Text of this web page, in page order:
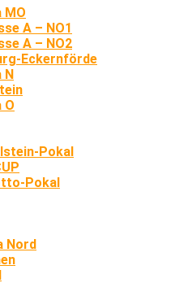
MO
A – NO1
A – NO2
Eckernförde
N
O
Pokal
Pokal
Nord